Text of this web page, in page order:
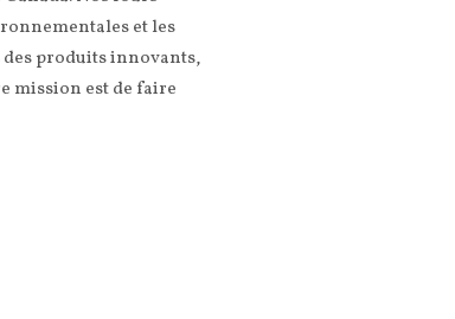
et les
produits innovants,
mission est de faire